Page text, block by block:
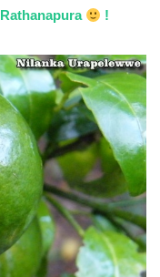
Rathanapura !